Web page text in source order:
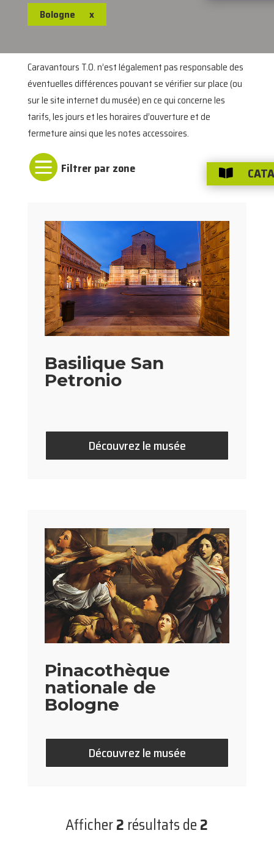
Bologne x
Caravantours T.O. n’est légalement pas responsable des
éventuelles différences pouvant se vérifier sur place (ou
sur le site internet du musée) en ce qui concerne les
tarifs, les jours et les horaires d’ouverture et de
fermeture ainsi que les notes accessoires.

Basilique San
Petronio
Découvrez le musée
Pinacothèque
nationale de
Bologne
Découvrez le musée
Afficher2 résultats de2
